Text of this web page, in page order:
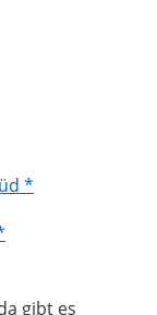
gibt es